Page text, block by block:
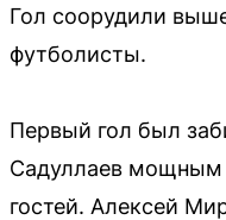
Гол соорудили
футболисты.
Первый гол был
Садуллаев мощным
гостей. Алексей